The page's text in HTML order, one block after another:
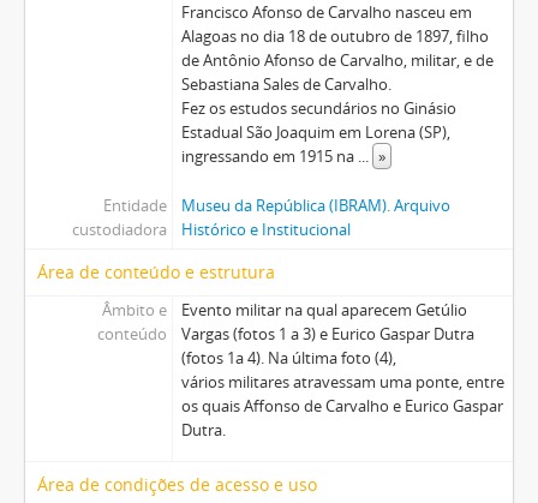
Francisco Afonso de Carvalho nasceu em
Alagoas no dia 18 de outubro de 1897, filho
de Antônio Afonso de Carvalho, militar, e de
Sebastiana Sales de Carvalho.
Fez os estudos secundários no Ginásio
Estadual São Joaquim em Lorena (SP),
ingressando em 1915 na ... »
Entidade
custodiadora
Museu da República (IBRAM). Arquivo
Histórico e Institucional
Área de conteúdo e estrutura
Âmbito e
conteúdo
Evento militar na qual aparecem Getúlio
Vargas (fotos 1 a 3) e Eurico Gaspar Dutra
(fotos 1a 4). Na última foto (4),
vários militares atravessam uma ponte, entre
os quais Affonso de Carvalho e Eurico Gaspar
Dutra.
Área de condições de acesso e uso